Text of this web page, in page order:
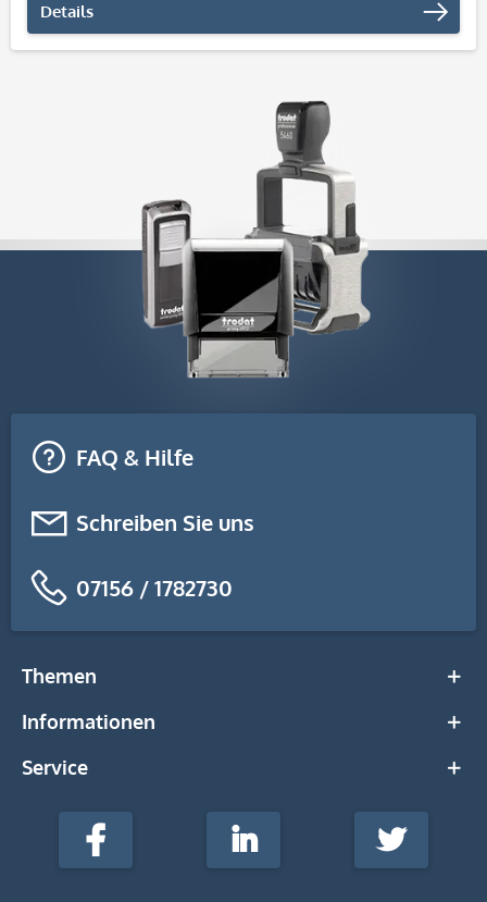
Details
FAQ & Hilfe
Schreiben Sie uns
07156 / 1782730
Themen
Informationen
Service
stempel-
Media
Facebook LinkedIn Twitter